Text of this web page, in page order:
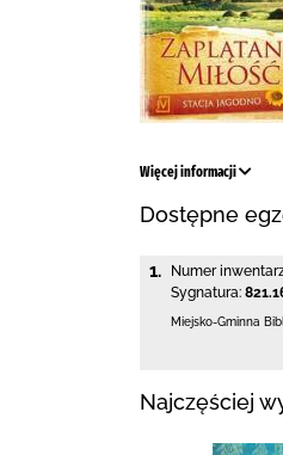
Więcej informacji
Dostępne
1. Numer
Sygnatura:
Miejsko-Gminna
Najczęściej